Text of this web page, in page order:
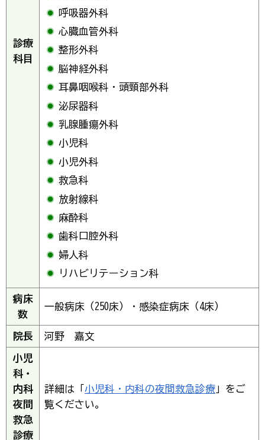
診療
科目
呼吸器外科
心臓血管外科
整形外科
脳神経外科
耳鼻咽喉科・頭頸部外科
泌尿器科
乳腺腫瘍外科
小児科
小児外科
救急科
放射線科
麻酔科
歯科口腔外科
婦人科
リハビリテーション科
病床
数
一般病床（250床）・感染症病床（4床）
院長 河野 嘉文
小児
科・
内科
夜間
救急
診療
詳細は「 小児科・内科の夜間救急診療 」をご
覧ください。